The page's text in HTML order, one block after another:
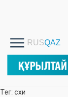
Тег: схи